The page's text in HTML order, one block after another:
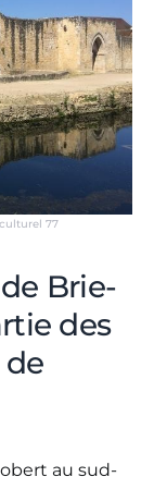
77
Brie-
des
au sud-